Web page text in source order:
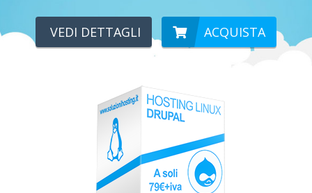
VEDI DETTAGLI ACQUISTA